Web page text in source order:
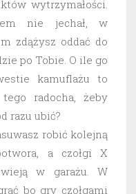
wytrzymałości.
nie jechał, w
zdążysz oddać do
po Tobie. O ile go
kamuflażu to
radocha, żeby
razu ubić?
robić kolejną
a czołgi X
w garażu. W
bo gry czołgami